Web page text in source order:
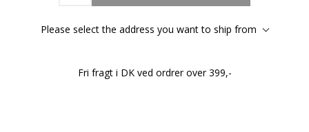
Please select the address you want to ship from
Fri fragt i DK ved ordrer over 399,-